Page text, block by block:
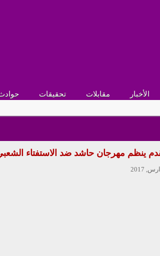
الأخبار مقابلات تحقيقات
ينظم مهرجان حاشد ضد الاستفتاء